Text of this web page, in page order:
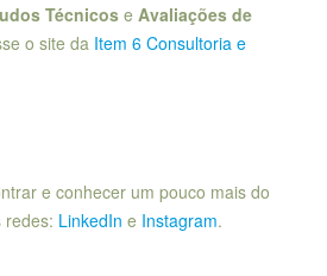
Técnicos e Avaliações de
o site da Item 6 Consultoria e
e conhecer um pouco mais do
redes: LinkedIn e Instagram.